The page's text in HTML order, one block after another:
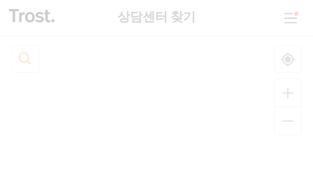
상담센터 찾기